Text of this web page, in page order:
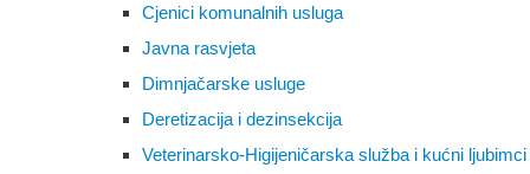
Cjenici komunalnih usluga
Javna rasvjeta
Dimnjačarske usluge
Deretizacija i dezinsekcija
Veterinarsko-Higijeničarska služba i kućni ljubimci